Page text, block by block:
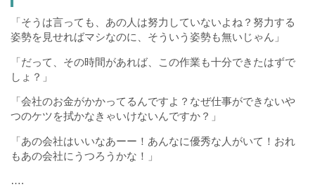
「そうは言っても、あの人は努力していないよね？努力する
姿勢を見せればマシなのに、そういう姿勢も無いじゃん」
「だって、その時間があれば、この作業も十分できたはずで
しょ？」
「会社のお金がかかってるんですよ？なぜ仕事ができないや
つのケツを拭かなきゃいけないんですか？」
「あの会社はいいなあーー！あんなに優秀な人がいて！おれ
もあの会社にうつろうかな！」
….